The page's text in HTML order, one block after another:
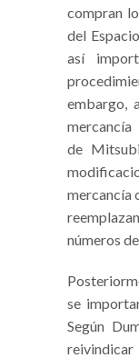
compran
del
así
embargo,
de
mercancía
números
se
Según